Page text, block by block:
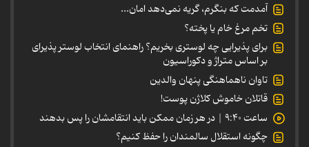
آمدمت که بنگرم، گریه نمی‌دهد امان...
تخم مرغ خام یا پخته؟
برای پذیرایی چه لوستری بخریم؟ راهنمای انتخاب لوستر پذیرای
بر اساس متراژ و دکوراسیون
تاوان ناهماهنگی پنهان والدین
قاتلان خاموش کلاژن پوست!
ساعت ۹:۴۰ | در هر زمان ممکن باید انتقامشان را پس بدهند
چگونه استقلال سالمندان را حفظ کنیم؟